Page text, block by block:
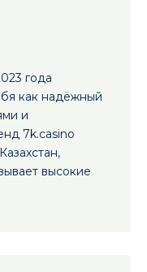
года
как надёжный
и
7k.casino
высокие